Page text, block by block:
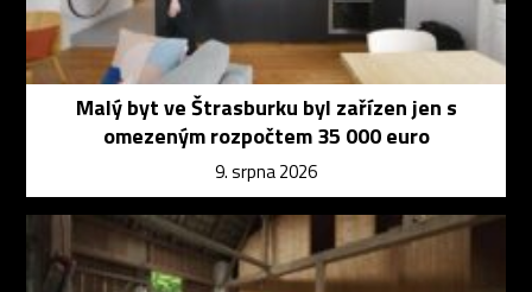
Malý byt ve Štrasburku byl zařízen jen s
omezeným rozpočtem 35 000 euro
9. srpna 2026